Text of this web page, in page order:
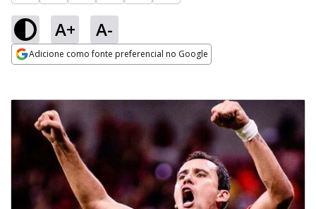
A+ A-
Adicione como fonte preferencial no Google